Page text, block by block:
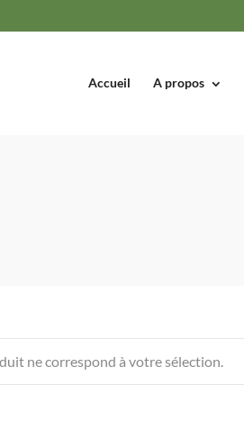
Accueil A propos
ne correspond à votre sélection.